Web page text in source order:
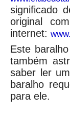
significado
original
internet:
Este
também
saber ler
baralho
para ele.